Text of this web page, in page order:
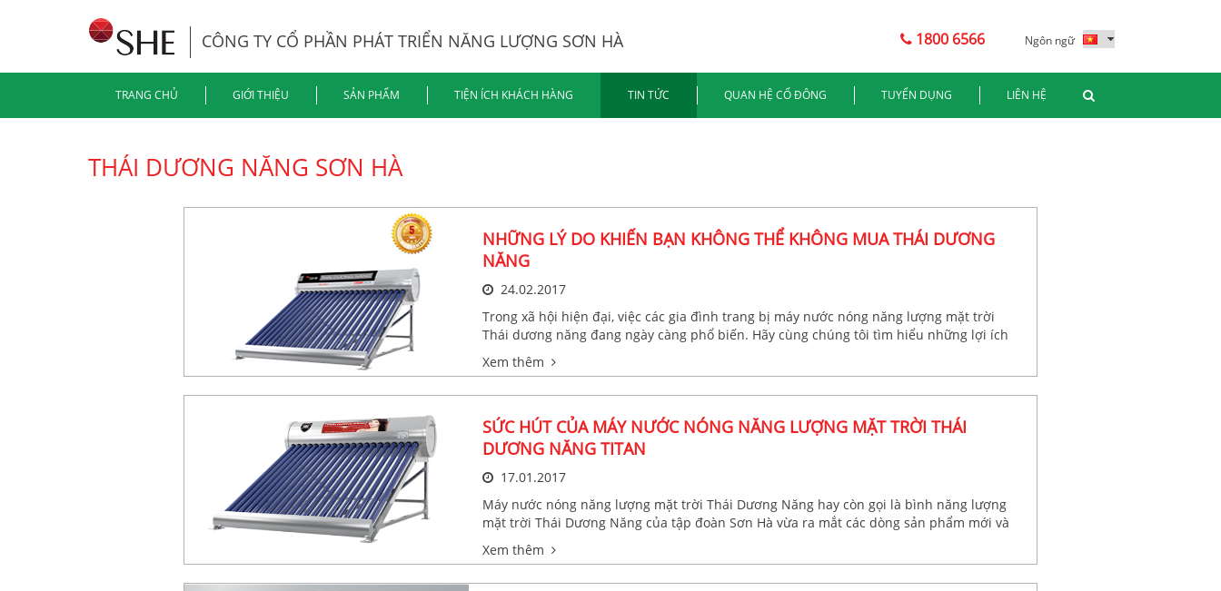
CÔNG TY CỔ PHẦN PHÁT TRIỂN NĂNG LƯỢNG SƠN HÀ 1800 6566 Ngôn ngữ
TRANG CHỦ GIỚI THIỆU SẢN PHẨM TIỆN ÍCH KHÁCH HÀNG TIN TỨC QUAN HỆ CỔ ĐÔNG TUYỂN DỤNG LIÊN HỆ
THÁI DƯƠNG NĂNG SƠN HÀ
NHỮNG LÝ DO KHIẾN BẠN KHÔNG THỂ KHÔNG MUA THÁI DƯƠNG
NĂNG
24.02.2017
Trong xã hội hiện đại, việc các gia đình trang bị máy nước nóng năng lượng mặt trời
Thái dương năng đang ngày càng phổ biến. Hãy cùng chúng tôi tìm hiểu những lợi ích
tuyệt của một chiếc máy nước nóng mặt trời Thái dương năng mang lại.
Xem thêm
SỨC HÚT CỦA MÁY NƯỚC NÓNG NĂNG LƯỢNG MẶT TRỜI THÁI
DƯƠNG NĂNG TITAN
17.01.2017
Máy nước nóng năng lượng mặt trời Thái Dương Năng hay còn gọi là bình năng lượng
mặt trời Thái Dương Năng của tập đoàn Sơn Hà vừa ra mắt các dòng sản phẩm mới và
được đánh giá là sản phẩm dẫn đầu trong ngành sản xuất bình nước nóng năng lượng
mặt trời.
Xem thêm